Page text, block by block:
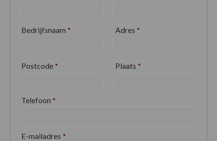
Bedrijfsnaam * Adres *
Postcode * Plaats *
Telefoon *
E-mailadres *